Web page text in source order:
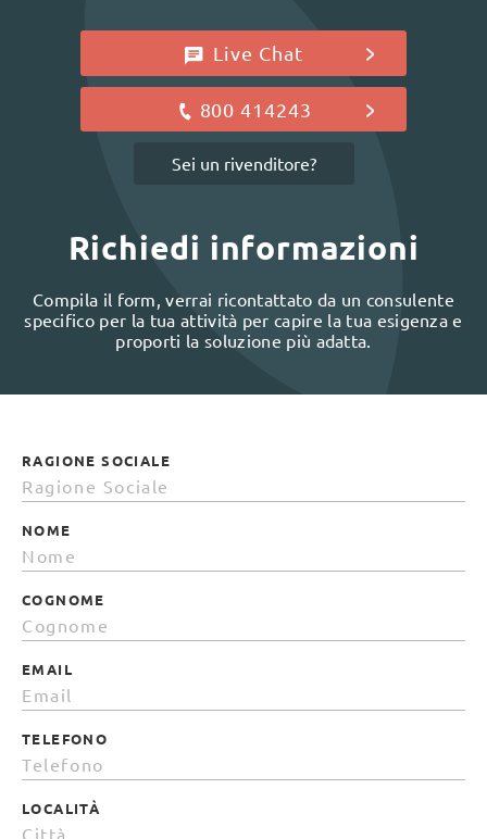
Live Chat
800 414243
Sei un rivenditore?
Richiedi informazioni
Compila il form, verrai ricontattato da un consulente
specifico per la tua attività per capire la tua esigenza e
proporti la soluzione più adatta.
RAGIONE SOCIALE
NOME
COGNOME
EMAIL
TELEFONO
LOCALITÀ